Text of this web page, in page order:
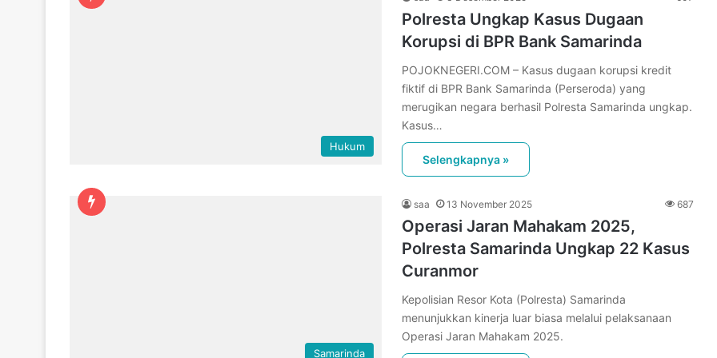
Hukum
Polresta Ungkap Kasus Dugaan
Korupsi di BPR Bank Samarinda
POJOKNEGERI.COM – Kasus dugaan korupsi kredit
fiktif di BPR Bank Samarinda (Perseroda) yang
merugikan negara berhasil Polresta Samarinda ungkap.
Kasus…
Selengkapnya »
Samarinda
saa 13 November 2025 687
Operasi Jaran Mahakam 2025,
Polresta Samarinda Ungkap 22 Kasus
Curanmor
Kepolisian Resor Kota (Polresta) Samarinda
menunjukkan kinerja luar biasa melalui pelaksanaan
Operasi Jaran Mahakam 2025.